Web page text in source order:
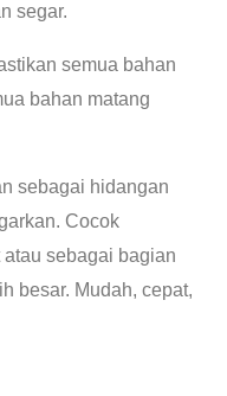
segar.
semua bahan
bahan matang
sebagai hidangan
Cocok
sebagai bagian
besar. Mudah, cepat,